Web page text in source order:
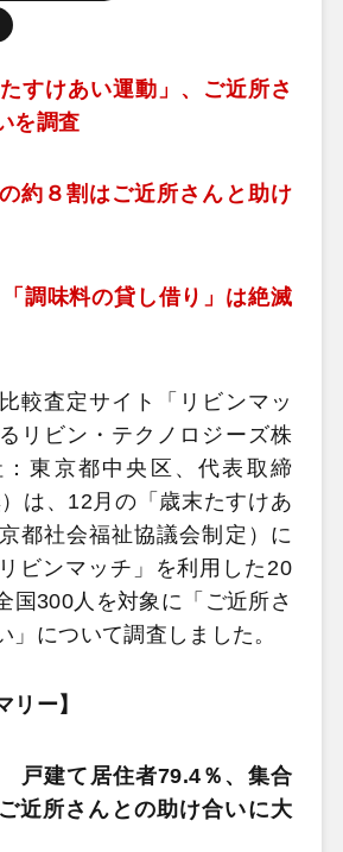
すけあい運動」、ご近所さ
を調査
約８割はご近所さんと助け
調味料の貸し借り」は絶滅
較査定サイト「リビンマッ
リビン・テクノロジーズ株
東京都中央区、代表取締
は、12月の「歳末たすけあ
都社会福祉協議会制定）に
ビンマッチ」を利用した20
国300人を対象に「ご近所さ
」について調査しました。
リー】
戸建て居住者79.4％、集合
近所さんとの助け合いに大